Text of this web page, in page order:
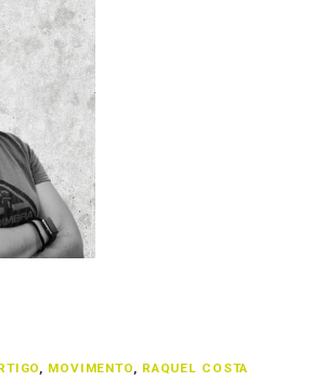
, MOVIMENTO, RAQUEL COSTA